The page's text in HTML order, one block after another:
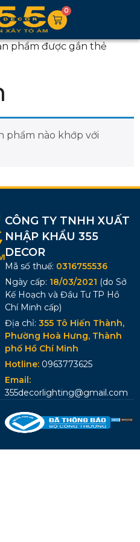
0
phẩm được gắn thẻ
phẩm nào khớp với
CÔNG TY TNHH XUẤT
NHẬP KHẨU 355
DECOR
Mã số thuế: 0316755536
Ngày cấp: 18/03/2021 (do Sở
Kế Hoạch và Đầu Tư TP Hồ
Chí Minh cấp)
Địa chỉ: 355 Tô Hiến Thành,
Phường Hoà Hưng, Thành
phố Hồ Chí Minh
Hotline: 0963773625
Email:
355decorlighting@gmail.com